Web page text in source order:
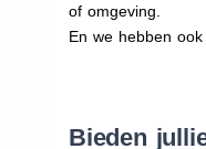
of omgeving.
En we hebben
Bieden